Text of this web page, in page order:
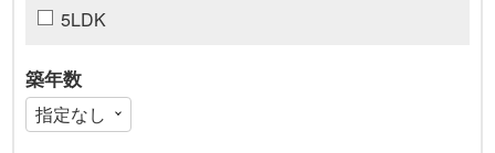
5LDK
築年数